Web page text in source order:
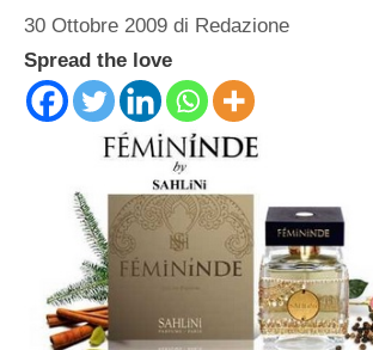
30 Ottobre 2009 di Redazione
Spread the love